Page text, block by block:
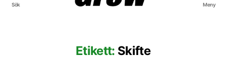
Sök Meny
Etikett: Skifte